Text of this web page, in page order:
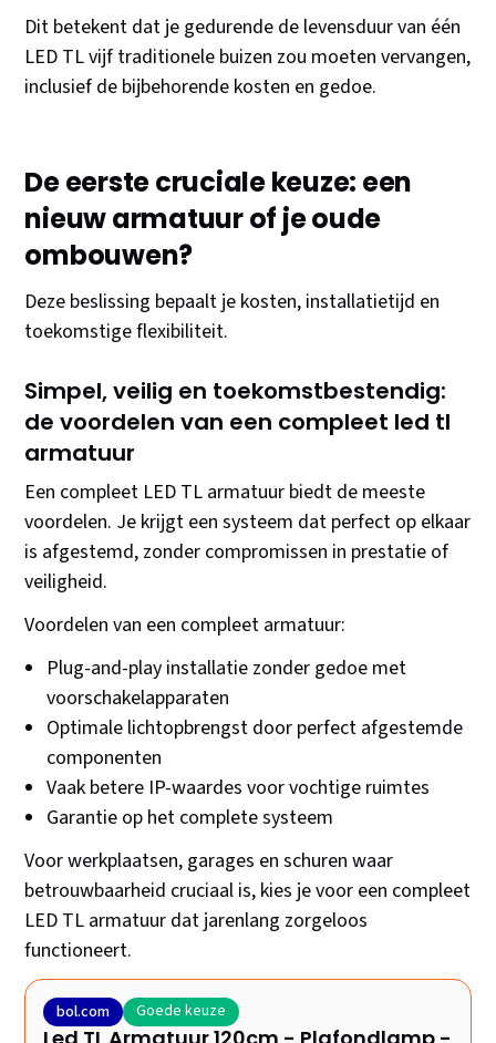
Dit betekent dat je gedurende de levensduur van één
LED TL vijf traditionele buizen zou moeten vervangen,
inclusief de bijbehorende kosten en gedoe.
De eerste cruciale keuze: een
nieuw armatuur of je oude
ombouwen?
Deze beslissing bepaalt je kosten, installatietijd en
toekomstige flexibiliteit.
Simpel, veilig en toekomstbestendig:
de voordelen van een compleet led tl
armatuur
Een compleet LED TL armatuur biedt de meeste
voordelen. Je krijgt een systeem dat perfect op elkaar
is afgestemd, zonder compromissen in prestatie of
veiligheid.
Voordelen van een compleet armatuur:
Plug-and-play installatie zonder gedoe met
voorschakelapparaten
Optimale lichtopbrengst door perfect afgestemde
componenten
Vaak betere IP-waardes voor vochtige ruimtes
Garantie op het complete systeem
Voor werkplaatsen, garages en schuren waar
betrouwbaarheid cruciaal is, kies je voor een compleet
LED TL armatuur dat jarenlang zorgeloos
functioneert.
bol.com Goede keuze